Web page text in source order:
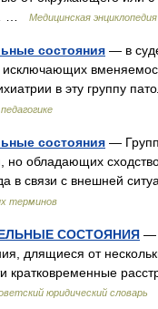
…
Медицинская энциклопедия
состояния — в
исключающих
в эту группу
состояния —
но обладающих
в связи с внешней
терминов
СОСТОЯНИЯ —
длящиеся от
кратковременные
юридический словарь